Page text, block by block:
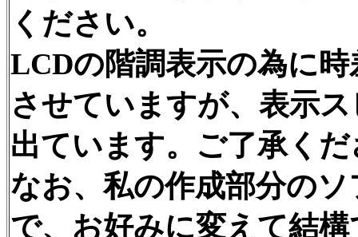
ください。
LCDの階調表示の為に
させていますが、表示
出ています。ご了承く
なお、私の作成部分の
で、お好みに変えて結構